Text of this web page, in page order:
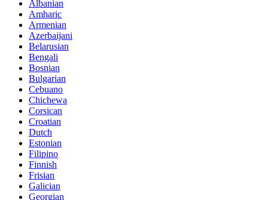
Albanian
Amharic
Armenian
Azerbaijani
Belarusian
Bengali
Bosnian
Bulgarian
Cebuano
Chichewa
Corsican
Croatian
Dutch
Estonian
Filipino
Finnish
Frisian
Galician
Georgian